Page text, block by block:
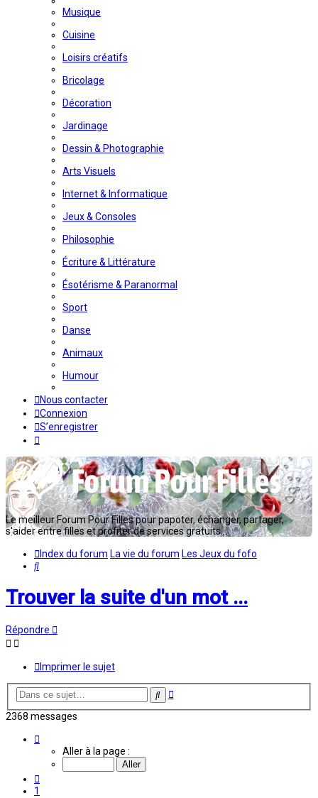
Musique
Cuisine
Loisirs créatifs
Bricolage
Décoration
Jardinage
Dessin & Photographie
Arts Visuels
Internet & Informatique
Jeux & Consoles
Philosophie
Écriture & Littérature
Ésotérisme & Paranormal
Sport
Danse
Animaux
Humour
Nous contacter
Connexion
S’enregistrer
Le meilleur Forum Pour Filles pour papoter, échanger, partager,
s'aider entre filles et profiter de services gratuits...
Index du forum La vie du forum Les Jeux du fofo
Rechercher
Trouver la suite d'un mot ...
Répondre
Imprimer le sujet
Rechercher
Recherche
2368 messages
101
Aller à la page :
1